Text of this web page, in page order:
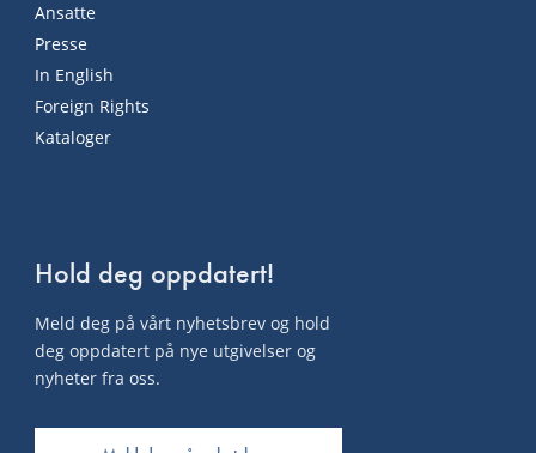
Ansatte
Presse
In English
Foreign Rights
Kataloger
Hold deg oppdatert!
Meld deg på vårt nyhetsbrev og hold
deg oppdatert på nye utgivelser og
nyheter fra oss.